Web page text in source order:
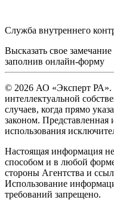
Служба внутреннего
Высказать свое
заполнив онлайн-форму
© 2026 АО «Эксперт РА».
интеллектуальной
случаев, когда прямо
законом. Представленная
использования
Настоящая информация
способом и в любой форме
стороны Агентства и
Использование
требований запрещено.